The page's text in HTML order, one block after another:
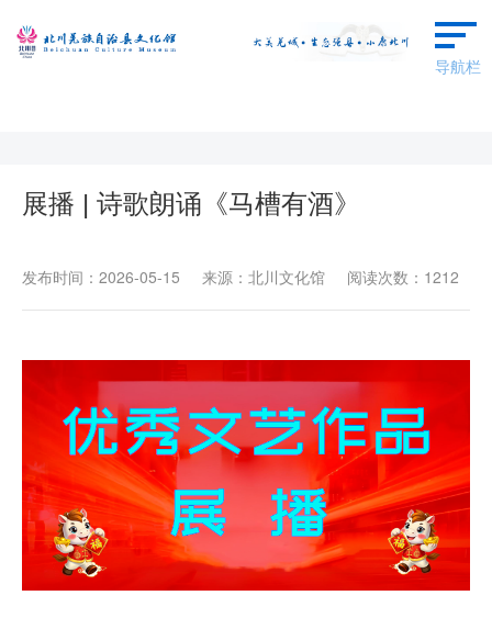
导航栏
本馆概况
场馆预约
广场舞蹈
数字文化云
展播 | 诗歌朗诵《马槽有酒》
发布时间：2026-05-15 来源：北川文化馆 阅读次数：1212